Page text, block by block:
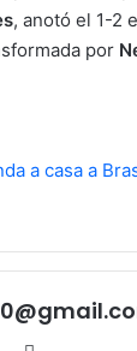
, anotó el 1-2
por
a casa a